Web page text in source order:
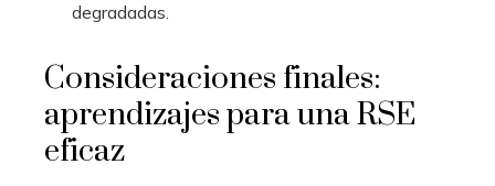
degradadas.
Consideraciones finales:
aprendizajes para una RSE
eficaz